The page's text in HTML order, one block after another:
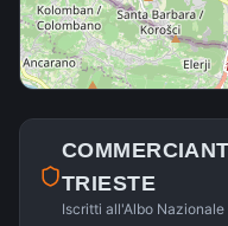
TRIESTE
Iscritti all'Albo